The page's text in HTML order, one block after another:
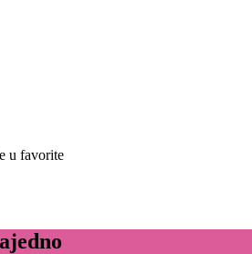
u favorite